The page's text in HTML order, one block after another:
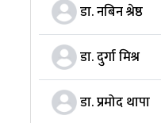
डा. नबिन श्रेष्ठ
डा. दुर्गा मिश्र
डा. प्रमोद थापा